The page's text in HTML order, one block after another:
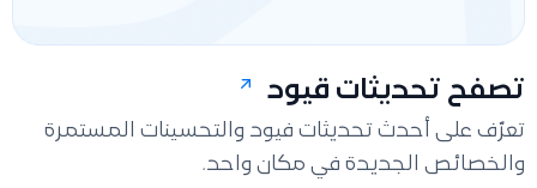
تصفح تحديثات قيود
تعرّف على أحدث تحديثات فيود والتحسينات المستمرة
والخصائص الجديدة في مكان واحد.